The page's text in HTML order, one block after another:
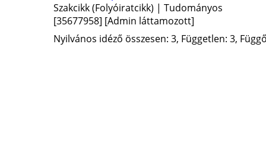
Szakcikk (Folyóiratcikk) | Tudományos
[35677958] [Admin láttamozott]
Nyilvános idéző összesen: 3, Független: 3,